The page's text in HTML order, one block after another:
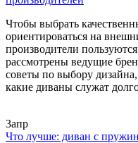
Чтобы выбрать
ориентироваться на
производители
рассмотрены ведущие
советы по выбору
какие диваны служат
3апр
Что лучше: диван с